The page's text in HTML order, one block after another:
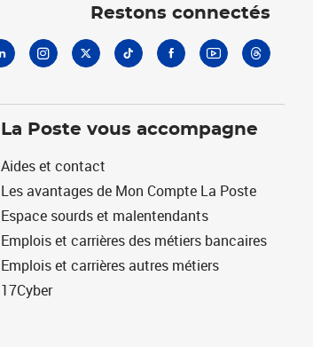
Restons connectés
La Poste vous accompagne
Aides et contact
Les avantages de Mon Compte La Poste
Espace sourds et malentendants
Emplois et carrières des métiers bancaires
Emplois et carrières autres métiers
17Cyber